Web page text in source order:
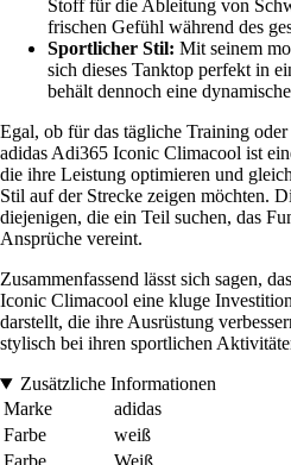
Stoff für die Ableitung von
frischen Gefühl während des
Sportlicher Stil: Mit seinem
sich dieses Tanktop perfekt in
behält dennoch eine
Egal, ob für das tägliche Training
adidas Adi365 Iconic Climacool ist
die ihre Leistung optimieren und
Stil auf der Strecke zeigen möchten.
diejenigen, die ein Teil suchen, das
Ansprüche vereint.
Zusammenfassend lässt sich sagen,
Iconic Climacool eine kluge
darstellt, die ihre Ausrüstung
stylisch bei ihren sportlichen
Zusätzliche Informationen
Marke
adidas
Farbe
weiß